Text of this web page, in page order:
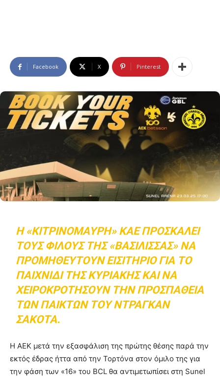
Facebook X Pinterest
Η «ΚΙΤΡΙΝΌΜΑΥΡΗ» ΚΑΕ ΠΡΟΣΚΑΛΕΊ
ΤΟΥΣ ΦΊΛΟΥΣ ΤΗΣ «ΒΑΣΊΛΙΣΣΑΣ» ΝΑ
ΠΡΟΜΗΘΕΥΤΟΎΝ ΕΙΣΙΤΉΡΙΟ ΓΙΑ ΤΟ
ΠΑΙΧΝΊΔΙ ΤΗΣ ΚΥΡΙΑΚΉΣ ΚΑΙ ΝΑ
ΧΕΙΡΟΚΡΟΤΉΣΟΥΝ ΤΗΝ ΠΡΟΣΠΆΘΕΙΑ
ΤΩΝ ΠΑΙΚΤΏΝ ΤΟΥ ΝΤΡΆΓΚΑΝ
ΣΆΚΟΤΑ.
Η ΑΕΚ μετά την εξασφάλιση της πρώτης θέσης παρά την
εκτός έδρας ήττα από την Τορτόνα στον όμιλο της για
την φάση των «16» του BCL θα αντιμετωπίσει στη Sunel